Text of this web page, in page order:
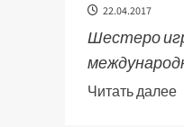
22.04.2017
Шестеро
Читать далее